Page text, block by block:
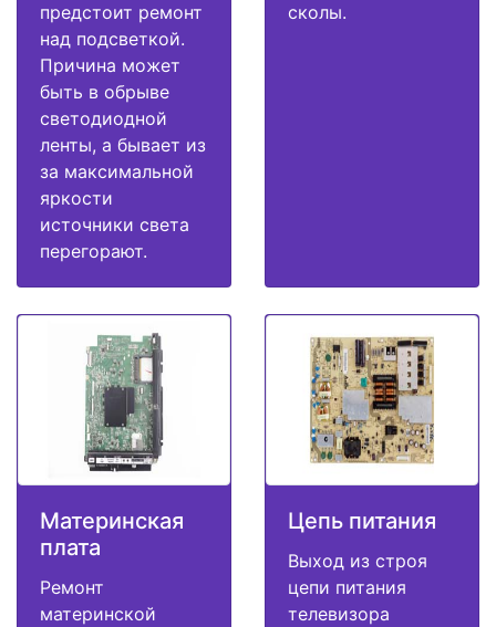
предстоит ремонт
над подсветкой.
Причина может
быть в обрыве
светодиодной
ленты, а бывает из
за максимальной
яркости
источники света
перегорают.
сколы.
Материнская
плата
Ремонт
материнской
Цепь питания
Выход из строя
цепи питания
телевизора